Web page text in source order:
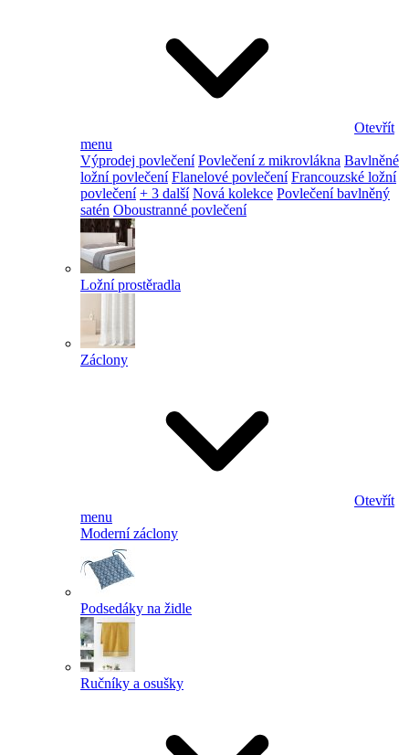
Otevřít
menu
Výprodej povlečení Povlečení z mikrovlákna Bavlněné
ložní povlečení Flanelové povlečení Francouzské ložní
povlečení + 3 další Nová kolekce Povlečení bavlněný
satén Oboustranné povlečení
Ložní prostěradla
Záclony
Otevřít
menu
Moderní záclony
Podsedáky na židle
Ručníky a osušky